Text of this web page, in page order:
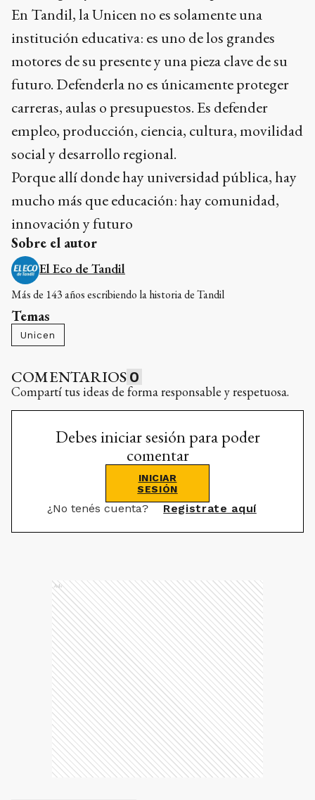
En Tandil, la Unicen no es solamente una
institución educativa: es uno de los grandes
motores de su presente y una pieza clave de su
futuro. Defenderla no es únicamente proteger
carreras, aulas o presupuestos. Es defender
empleo, producción, ciencia, cultura, movilidad
social y desarrollo regional.
Porque allí donde hay universidad pública, hay
mucho más que educación: hay comunidad,
innovación y futuro
Sobre el autor
El Eco de Tandil
Más de 143 años escribiendo la historia de Tandil
Temas
Unicen
COMENTARIOS 0
Compartí tus ideas de forma responsable y respetuosa.
Debes iniciar sesión para poder
comentar
INICIAR
SESIÓN
¿No tenés cuenta? Registrate aquí
Ads